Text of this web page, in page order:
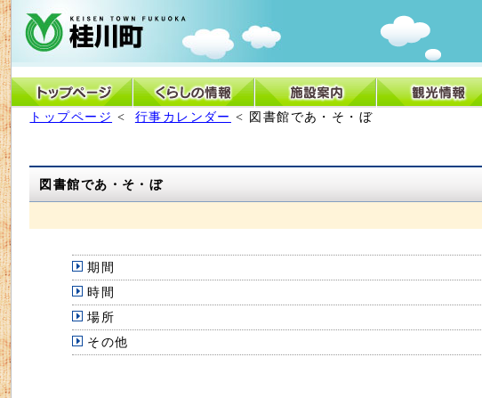
トップページ < 行事カレンダー < 図書館であ・そ・ぼ
図書館であ・そ・ぼ
期間
時間
場所
その他